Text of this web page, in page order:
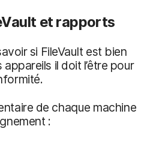
et rapports
si FileVault est bien
il doit l’être pour
de chaque machine
: